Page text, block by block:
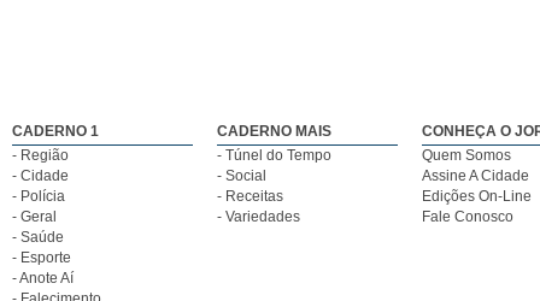
CADERNO 1
- Região
- Cidade
- Polícia
- Geral
- Saúde
- Esporte
- Anote Aí
CADERNO MAIS
- Túnel do Tempo
- Social
- Receitas
- Variedades
CONHEÇA O
Quem Somos
Assine A Cidade
Edições On-Line
Fale Conosco